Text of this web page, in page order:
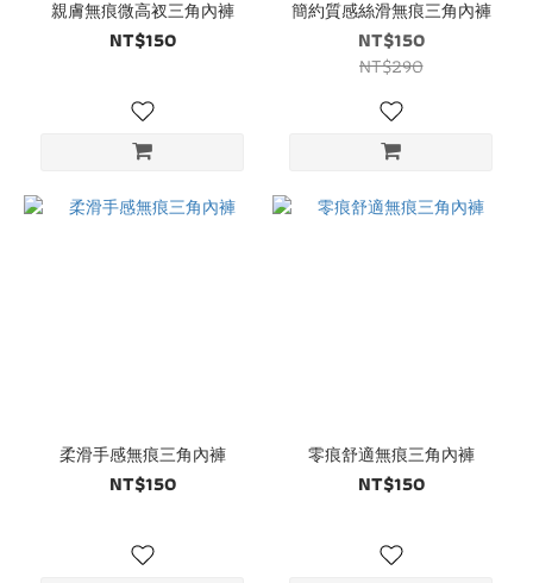
親膚無痕微高衩三角內褲
NT$150
簡約質感絲滑無痕三角內褲
NT$150
NT$290
柔滑手感無痕三角內褲
NT$150
零痕舒適無痕三角內褲
NT$150